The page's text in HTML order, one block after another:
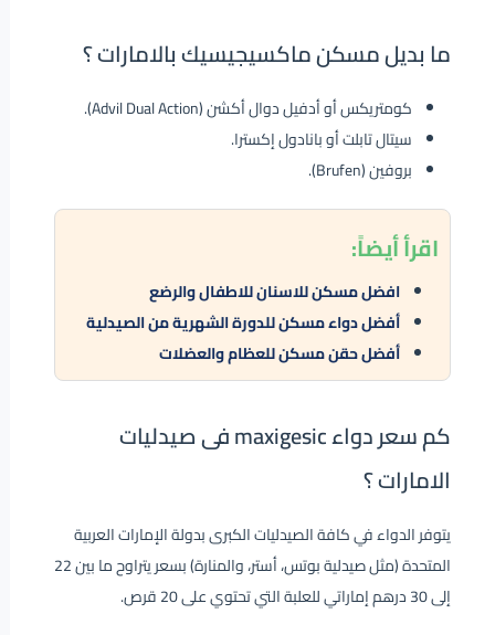
ما بديل مسكن ماكسيجيسيك بالامارات ؟
كومتريكس أو أدفيل دوال أكشن (Advil Dual Action).
سيتال تابلت أو بانادول إكسترا.
بروفين (Brufen).
اقرأأيضاً:
افضل مسكن للاسنان للاطفال والرضع
أفضل دواء مسكن للدورة الشهرية من الصيدلية
أفضل حقن مسكن للعظام والعضلات
كم سعر دواء maxigesic فى صيدليات
الامارات ؟
يتوفر الدواء في كافة الصيدليات الكبرى بدولة الإمارات العربية
المتحدة (مثل صيدلية بوتس، أستر، والمنارة) بسعر يتراوح ما بين 22
إلى 30 درهم إماراتي للعلبة التي تحتوي على 20 قرص.